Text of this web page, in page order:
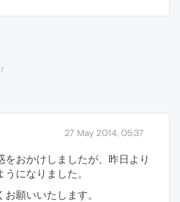
27 May 2014, 05:37
をおかけしましたが、昨日より
になりました。
願いいたします。